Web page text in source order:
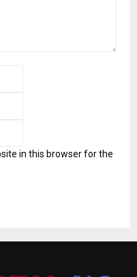
in this browser for the